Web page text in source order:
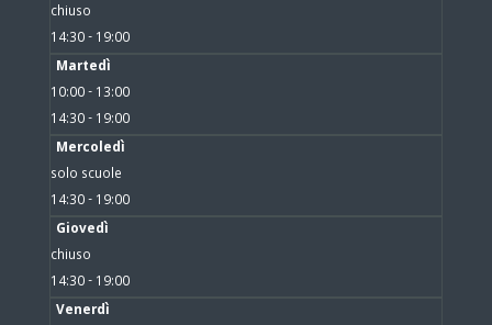
chiuso
14:30 - 19:00
Martedì
10:00 - 13:00
14:30 - 19:00
Mercoledì
solo scuole
14:30 - 19:00
Giovedì
chiuso
14:30 - 19:00
Venerdì